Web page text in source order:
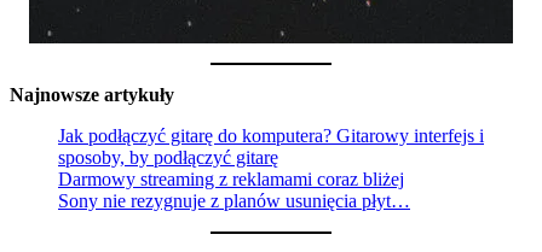
Najnowsze artykuły
Jak podłączyć gitarę do komputera? Gitarowy interfejs i
sposoby, by podłączyć gitarę
Darmowy streaming z reklamami coraz bliżej
Sony nie rezygnuje z planów usunięcia płyt…